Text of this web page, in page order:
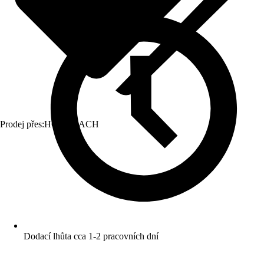
Prodej přes:HORNBACH
Dodací lhůta cca 1-2 pracovních dní